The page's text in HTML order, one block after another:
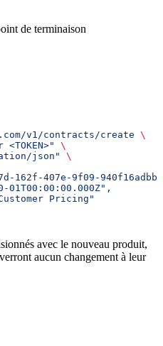
de terminaison
v1/contracts/create \
\
json"
\
162f-407e-9f09-
01T00:00:00.000Z",
Pricing"
avec le nouveau produit,
aucun changement à leur